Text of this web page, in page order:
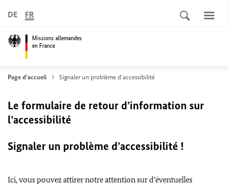
Missions allemandes
en France
DE FR
Page d'accueil Signaler un problème d'accessibilité
Le formulaire de retour d’information sur
l’accessibilité
Signaler un problème d’accessibilité !
Ici, vous pouvez attirer notre attention sur d’éventuelles